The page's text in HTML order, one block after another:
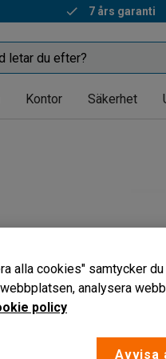
7 års garanti
Kontor Säkerhet
alla cookies" samtycker
analysera
policy
Avvisa